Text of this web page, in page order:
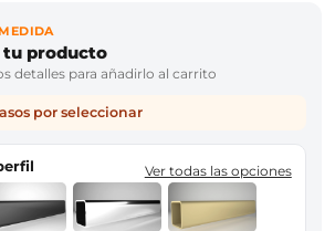
tu producto
detalles para añadirlo al carrito
por seleccionar
Ver todas las opciones